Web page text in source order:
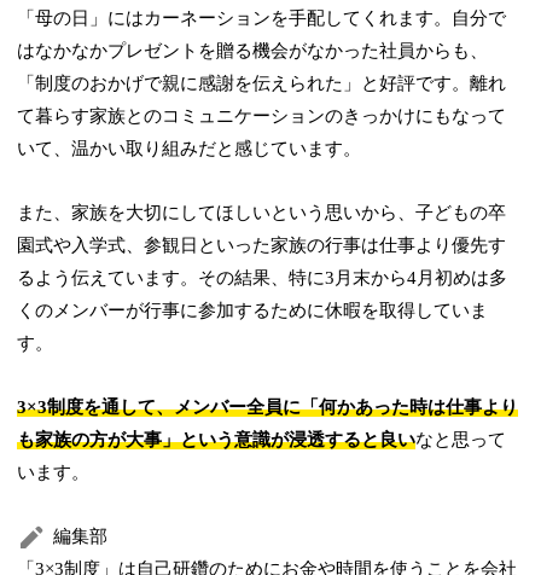
「母の日」にはカーネーションを手配してくれます。自分で
はなかなかプレゼントを贈る機会がなかった社員からも、
「制度のおかげで親に感謝を伝えられた」と好評です。離れ
て暮らす家族とのコミュニケーションのきっかけにもなって
いて、温かい取り組みだと感じています。
また、家族を大切にしてほしいという思いから、子どもの卒
園式や入学式、参観日といった家族の行事は仕事より優先す
るよう伝えています。その結果、特に3月末から4月初めは多
くのメンバーが行事に参加するために休暇を取得していま
す。
3×3制度を通して、メンバー全員に「何かあった時は仕事より
も家族の方が大事」という意識が浸透すると良いなと思って
います。
編集部
「3×3制度」は自己研鑽のためにお金や時間を使うことを会社